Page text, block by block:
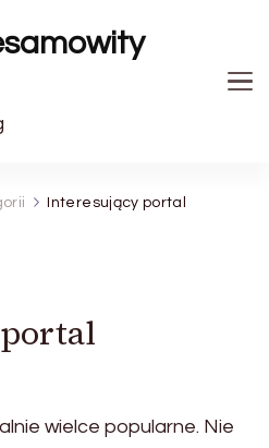
Interesujący portal
wielce popularne. Nie